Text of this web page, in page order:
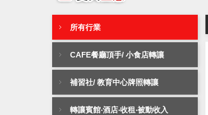
所有行業
CAFE餐廳頂手/ 小食店轉讓
補習社/ 教育中心牌照轉讓
轉讓賓館‧酒店‧收租‧被動收入